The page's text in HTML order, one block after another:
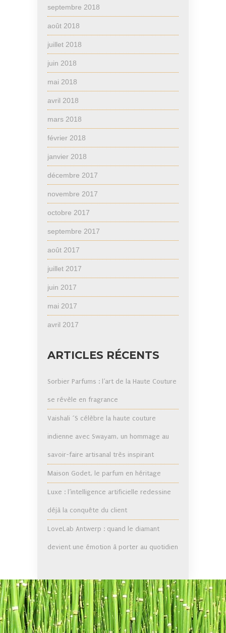
septembre 2018
août 2018
juillet 2018
juin 2018
mai 2018
avril 2018
mars 2018
février 2018
janvier 2018
décembre 2017
novembre 2017
octobre 2017
septembre 2017
août 2017
juillet 2017
juin 2017
mai 2017
avril 2017
ARTICLES RÉCENTS
Sorbier Parfums : l’art de la Haute Couture
se révèle en fragrance
Vaishali ´S célèbre la haute couture
indienne avec Swayam, un hommage au
savoir-faire artisanal très inspirant
Maison Godet, le parfum en héritage
Luxe : l’intelligence artificielle redessine
déjà la conquête du client
LoveLab Antwerp : quand le diamant
devient une émotion à porter au quotidien